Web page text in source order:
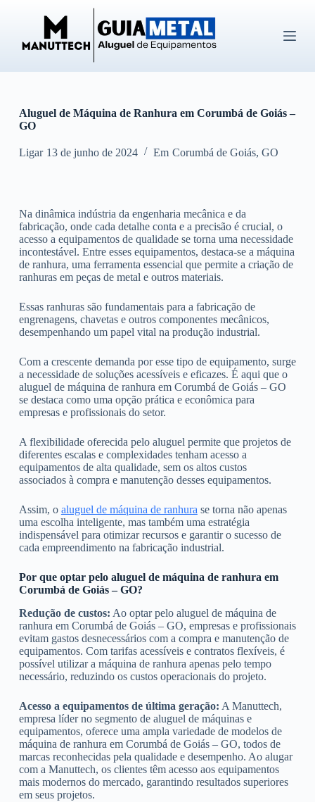
o
o
d
o
Aluguel de Máquina de Ranhura em Corumbá de Goiás –
GO
Ligar 13 de junho de 2024 Em Corumbá de Goiás, GO
Na dinâmica indústria da engenharia mecânica e da
fabricação, onde cada detalhe conta e a precisão é crucial, o
acesso a equipamentos de qualidade se torna uma necessidade
incontestável. Entre esses equipamentos, destaca-se a máquina
de ranhura, uma ferramenta essencial que permite a criação de
ranhuras em peças de metal e outros materiais.
Essas ranhuras são fundamentais para a fabricação de
engrenagens, chavetas e outros componentes mecânicos,
desempenhando um papel vital na produção industrial.
Com a crescente demanda por esse tipo de equipamento, surge
a necessidade de soluções acessíveis e eficazes. É aqui que o
aluguel de máquina de ranhura em Corumbá de Goiás – GO
se destaca como uma opção prática e econômica para
empresas e profissionais do setor.
A flexibilidade oferecida pelo aluguel permite que projetos de
diferentes escalas e complexidades tenham acesso a
equipamentos de alta qualidade, sem os altos custos
associados à compra e manutenção desses equipamentos.
Assim, o aluguel de máquina de ranhura se torna não apenas
uma escolha inteligente, mas também uma estratégia
indispensável para otimizar recursos e garantir o sucesso de
cada empreendimento na fabricação industrial.
Por que optar pelo aluguel de máquina de ranhura em
Corumbá de Goiás – GO?
Redução de custos: Ao optar pelo aluguel de máquina de
ranhura em Corumbá de Goiás – GO, empresas e profissionais
evitam gastos desnecessários com a compra e manutenção de
equipamentos. Com tarifas acessíveis e contratos flexíveis, é
possível utilizar a máquina de ranhura apenas pelo tempo
necessário, reduzindo os custos operacionais do projeto.
Acesso a equipamentos de última geração: A Manuttech,
empresa líder no segmento de aluguel de máquinas e
equipamentos, oferece uma ampla variedade de modelos de
máquina de ranhura em Corumbá de Goiás – GO, todos de
marcas reconhecidas pela qualidade e desempenho. Ao alugar
com a Manuttech, os clientes têm acesso aos equipamentos
mais modernos do mercado, garantindo resultados superiores
em seus projetos.